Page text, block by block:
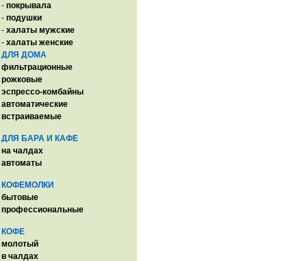
- покрывала
- подушки
- халаты мужские
- халаты женские
ДЛЯ ДОМА
фильтрационные
рожковые
эспрессо-комбайны
автоматические
встраиваемые
ДЛЯ БАРА И КАФЕ
на чалдах
автоматы
КОФЕМОЛКИ
бытовые
профессиональные
КОФЕ
молотый
в чалдах